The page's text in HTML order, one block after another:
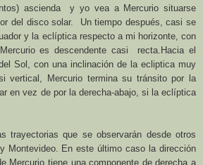
ascienda y yo vea a Mercurio situarse
del disco solar.
Un tiempo después, casi se
y la eclíptica respecto a mi horizonte, con
es descendente casi recta.Hacia el
Sol, con una inclinación de la ecliptica muy
vertical, Mercurio termina su tránsito por la
en vez de por la derecha-abajo, si la eclíptica
trayectorias que se observarán desde otros
Montevideo. En este último caso la dirección
Mercurio tiene una componente de derecha a